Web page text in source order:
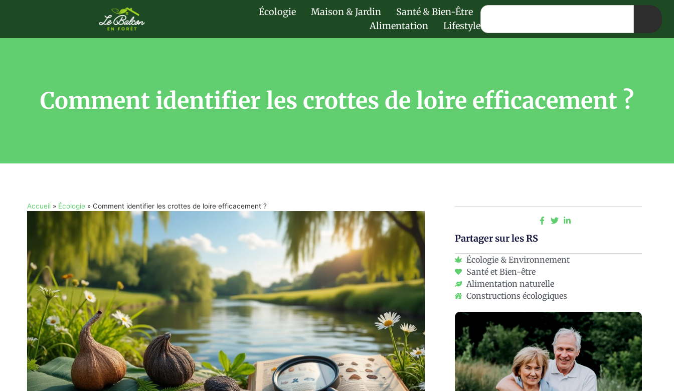
Écologie Maison & Jardin
Santé & Bien-Être
Alimentation
Lifestyle
Comment identifier les crottes de loire efficacement ?
Accueil» Écologie » Comment identifier les crottes de loire efficacement ?
Partager sur les RS
Écologie & Environnement
Santé et Bien-être
Alimentation naturelle
Constructions écologiques